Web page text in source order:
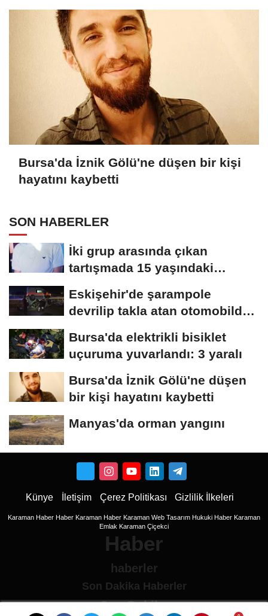
Bursa'da İznik Gölü'ne düşen bir kişi
hayatını kaybetti
SON HABERLER
İki grup arasında çıkan
tartışmada 15 yaşındaki
Eskişehir'de şarampole
devrilip takla atan otomobilde
Bursa'da elektrikli bisiklet
uçuruma yuvarlandı: 3 yaralı
Bursa'da İznik Gölü'ne düşen
bir kişi hayatını kaybetti
Manyas'da orman yangını
Künye İletişim Çerez Politikası Gizlilik İlkeleri
Karaman Haber Haber Karaman Haber Karaman Web Tasarım Hukuki Haber Karaman
Emlak Karaman Çiçekci
Haber
haberler
Son Dakika Haberler
Son Dakika